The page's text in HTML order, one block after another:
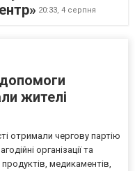
20:33, 4 серпня
допомоги
жителі
отримали чергову партію
організації та
медикаментів,